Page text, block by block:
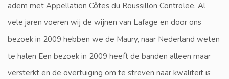
adem met Appellation Côtes du Roussillon Controlee. Al
vele jaren voeren wij de wijnen van Lafage en door ons
bezoek in 2009 hebben we de Maury, naar Nederland weten
te halen Een bezoek in 2009 heeft de banden alleen maar
versterkt en de overtuiging om te streven naar kwaliteit is